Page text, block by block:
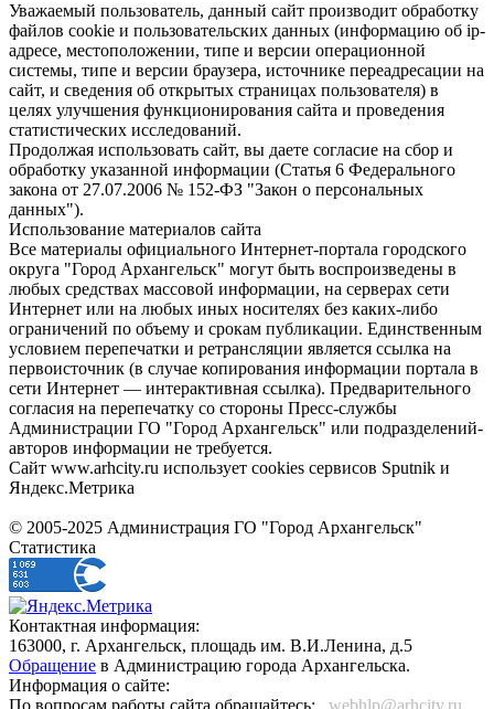
Уважаемый пользователь, данный сайт производит обработку
файлов cookie и пользовательских данных (информацию об ip-
адресе, местоположении, типе и версии операционной
системы, типе и версии браузера, источнике переадресации на
сайт, и сведения об открытых страницах пользователя) в
целях улучшения функционирования сайта и проведения
статистических исследований.
Продолжая использовать сайт, вы даете согласие на сбор и
обработку указанной информации (Статья 6 Федерального
закона от 27.07.2006 № 152-ФЗ "Закон о персональных
данных").
Использование материалов сайта
Все материалы официального Интернет-портала городского
округа "Город Архангельск" могут быть воспроизведены в
любых средствах массовой информации, на серверах сети
Интернет или на любых иных носителях без каких-либо
ограничений по объему и срокам публикации. Единственным
условием перепечатки и ретрансляции является ссылка на
первоисточник (в случае копирования информации портала в
сети Интернет — интерактивная ссылка). Предварительного
согласия на перепечатку со стороны Пресс-службы
Администрации ГО "Город Архангельск" или подразделений-
авторов информации не требуется.
Сайт www.arhcity.ru использует cookies сервисов Sputnik и
Яндекс.Метрика
© 2005-2025 Администрация ГО "Город Архангельск"
Статистика
Контактная информация:
163000, г. Архангельск, площадь им. В.И.Ленина, д.5
Обращение в Администрацию города Архангельска.
Информация о сайте:
По вопросам работы сайта обращайтесь:
_webhlp@arhcity.ru_